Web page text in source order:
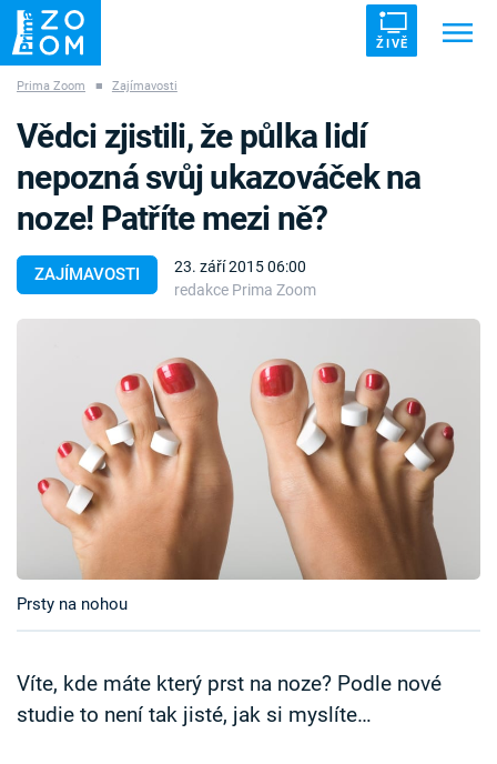
ŽIVĚ
ZÁHADY VETŘELCI DÁVNOVĚKU
Témata
Pořady
TV Program
Časopis
Sledujte prima+
Sledujte nás
Prima Zoom ■ Zajímavosti
ZAJÍMAVOSTI
23. září 2015 06:00
redakce Prima Zoom
Vědci zjistili, že půlka lidí
nepozná svůj ukazováček na
noze! Patříte mezi ně?
Prsty na nohou
Víte, kde máte který prst na noze? Podle nové
studie to není tak jisté, jak si myslíte…